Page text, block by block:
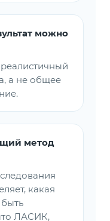
можно
а не общее
метод
какая
ЛАСИК,